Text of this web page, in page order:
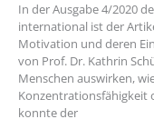
In der Ausgabe 4/2020
international ist der
Motivation und deren
von Prof. Dr. Kathrin
Menschen auswirken,
Konzentrationsfähigkeit
konnte der